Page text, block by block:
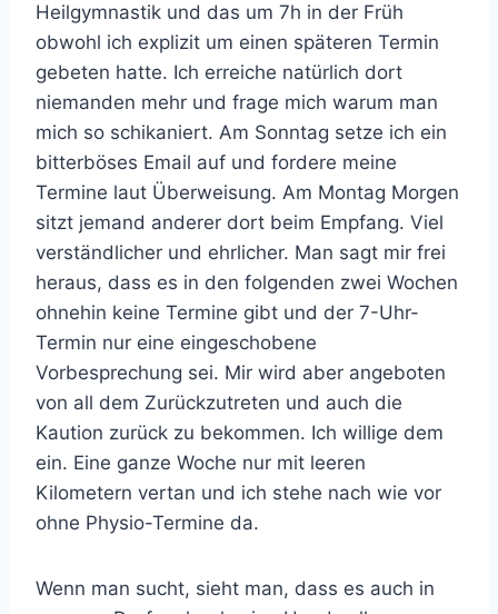
Heilgymnastik und das um 7h in der Früh
obwohl ich explizit um einen späteren Termin
gebeten hatte. Ich erreiche natürlich dort
niemanden mehr und frage mich warum man
mich so schikaniert. Am Sonntag setze ich ein
bitterböses Email auf und fordere meine
Termine laut Überweisung. Am Montag Morgen
sitzt jemand anderer dort beim Empfang. Viel
verständlicher und ehrlicher. Man sagt mir frei
heraus, dass es in den folgenden zwei Wochen
ohnehin keine Termine gibt und der 7-Uhr-
Termin nur eine eingeschobene
Vorbesprechung sei. Mir wird aber angeboten
von all dem Zurückzutreten und auch die
Kaution zurück zu bekommen. Ich willige dem
ein. Eine ganze Woche nur mit leeren
Kilometern vertan und ich stehe nach wie vor
ohne Physio-Termine da.
Wenn man sucht, sieht man, dass es auch in